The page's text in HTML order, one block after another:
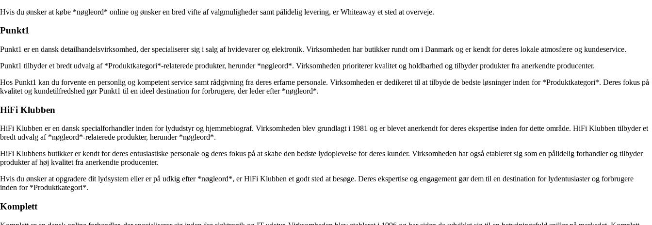
Hvis du ønsker at købe *nøgleord* online og ønsker en bred vifte af valgmuligheder samt pålidelig levering, er Whiteaway et sted at overveje.
Punkt1
Punkt1 er en dansk detailhandelsvirksomhed, der specialiserer sig i salg af hvidevarer og elektronik. Virksomheden har butikker rundt om i Danmark og er kendt for deres lokale atmosfære og kundeservice.
Punkt1 tilbyder et bredt udvalg af *Produktkategori*-relaterede produkter, herunder *nøgleord*. Virksomheden prioriterer kvalitet og holdbarhed og tilbyder produkter fra anerkendte producenter.
Hos Punkt1 kan du forvente en personlig og kompetent service samt rådgivning fra deres erfarne personale. Virksomheden er dedikeret til at tilbyde de bedste løsninger inden for *Produktkategori*. Deres fokus på
kvalitet og kundetilfredshed gør Punkt1 til en ideel destination for forbrugere, der leder efter *nøgleord*.
HiFi Klubben
HiFi Klubben er en dansk specialforhandler inden for lydudstyr og hjemmebiograf. Virksomheden blev grundlagt i 1981 og er blevet anerkendt for deres ekspertise inden for dette område. HiFi Klubben tilbyder et
bredt udvalg af *nøgleord*-relaterede produkter, herunder *nøgleord*.
HiFi Klubbens butikker er kendt for deres entusiastiske personale og deres fokus på at skabe den bedste lydoplevelse for deres kunder. Virksomheden har også etableret sig som en pålidelig forhandler og tilbyder
produkter af høj kvalitet fra anerkendte producenter.
Hvis du ønsker at opgradere dit lydsystem eller er på udkig efter *nøgleord*, er HiFi Klubben et godt sted at besøge. Deres ekspertise og engagement gør dem til en destination for lydentusiaster og forbrugere
inden for *Produktkategori*.
Komplett